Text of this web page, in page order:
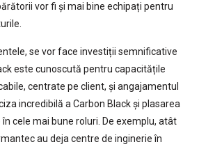
vor fi și mai bine echipați pentru
se vor face investiții semnificative
este cunoscută pentru capacitățile
centrate pe client, și angajamentul
incredibilă a Carbon Black și plasarea
cele mai bune roluri. De exemplu, atât
au deja centre de inginerie în